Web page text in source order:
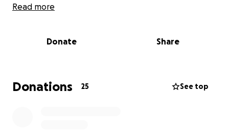
Met speciaal materiaal, professionele begeleiding
genieten van sneeuw, sport en samen plezier
️✨ Want een handicap hoeft geen beperking te zijn.
Door deze reizen krijgen deelnemers niet alleen een
Read more
Donate Share
Donations 25 See top